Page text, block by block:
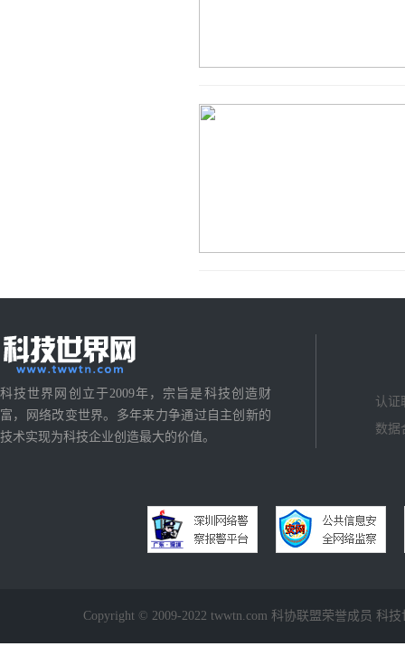
科技世界网创立于2009年，宗旨是科技创造财
富，网络改变世界。多年来力争通过自主创新的
技术实现为科技企业创造最大的价值。
认证
数据
Copyright © 2009-2022 twwtn.com 科协联盟荣誉成员 科